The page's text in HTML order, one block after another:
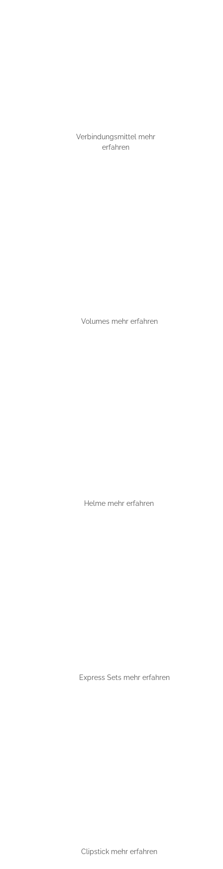
Verbindungsmittel mehr
erfahren
Volumes mehr erfahren
Helme mehr erfahren
Express Sets mehr erfahren
Clipstick mehr erfahren